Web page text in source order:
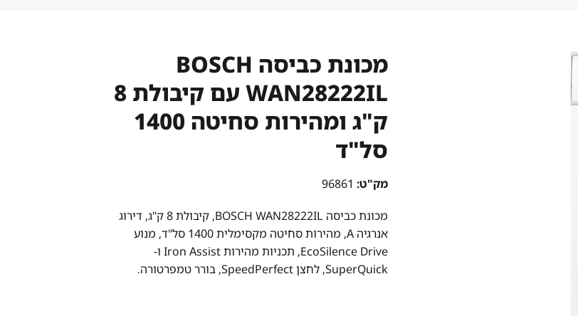
מכונת כביסה BOSCH
WAN28222IL עם קיבולת 8
ק"ג ומהירות סחיטה 1400
סל"ד
מק"ט:
מכונת כביסה BOSCH WAN28222IL, קיבולת 8 ק"ג, דירוג
אנרגיה A, מהירות סחיטה מקסימלית 1400 סל"ד, מנוע
EcoSilence Drive, תכניות מהירות Iron Assist ו-
SuperQuick, לחצן SpeedPerfect, בורר טמפרטורה.